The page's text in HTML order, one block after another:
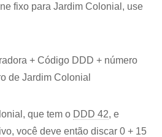
fixo para Jardim Colonial, use
+ Código DDD + número
de Jardim Colonial
que tem o DDD 42, e
você deve então discar 0 + 15